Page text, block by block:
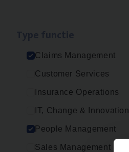
Claims Management
Customer Services
Insurance Operations
IT, Change & Innovation
People Management
Sales Management